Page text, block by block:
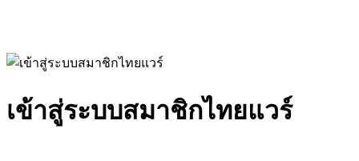
เข้าสู่ระบบสมาชิกไทยแวร์